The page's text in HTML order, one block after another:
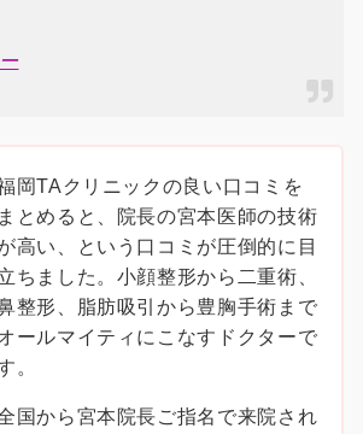
岡TAクリニックの良い口コミを
まとめると、院長の宮本医師の技術
高い、という口コミが圧倒的に目
ちました。小顔整形から二重術、
整形、脂肪吸引から豊胸手術まで
ールマイティにこなすドクターで
。
国から宮本院長ご指名で来院され